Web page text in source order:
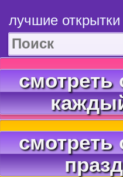
лучшие
смотреть
смотреть